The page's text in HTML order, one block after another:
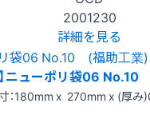
2001230
詳細を見る
】ニューポリ袋06
：180mm x 270mm x (厚み